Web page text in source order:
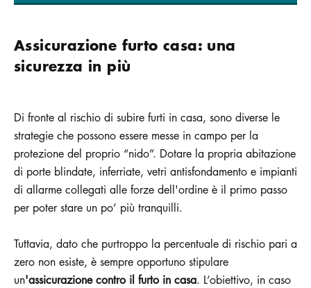
Assicurazione furto casa: una
sicurezza in più
Di fronte al rischio di subire furti in casa, sono diverse le
strategie che possono essere messe in campo per la
protezione del proprio “nido”. Dotare la propria abitazione
di porte blindate, inferriate, vetri antisfondamento e impianti
di allarme collegati alle forze dell'ordine è il primo passo
per poter stare un po’ più tranquilli.
Tuttavia, dato che purtroppo la percentuale di rischio pari a
zero non esiste, è sempre opportuno stipulare
un'assicurazione contro il furto in casa. L’obiettivo, in caso